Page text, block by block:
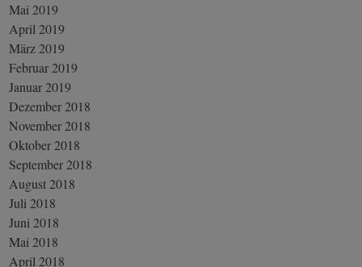
Mai 2019
April 2019
März 2019
Februar 2019
Januar 2019
Dezember 2018
November 2018
Oktober 2018
September 2018
August 2018
Juli 2018
Juni 2018
Mai 2018
April 2018